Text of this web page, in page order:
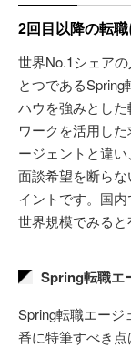
2回目以降の転
世界No.1シェア
とつである
ハウを強みとし
ワークを活用し
ージェントと違
面談希望を断ら
イントです。国内
世界規模でみると
Spring転職エ
Spring転職エージ
番に特筆すべき